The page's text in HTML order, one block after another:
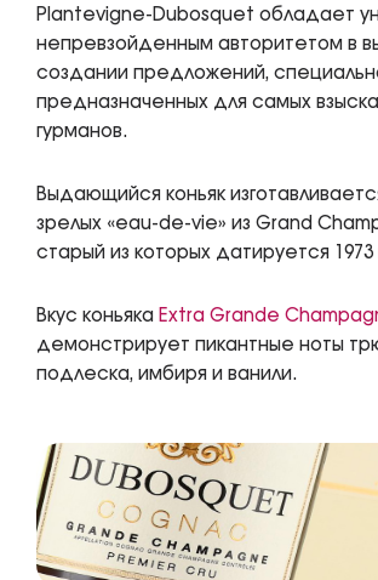
Plantevigne-Dubosquet обладает
непревзойденным авторитетом в
создании предложений,
предназначенных для самых
гурманов.
Выдающийся коньяк
зрелых «eau-de-vie» из Grand
старый из которых датируется
Вкус коньяка Extra Grande
демонстрирует пикантные ноты
подлеска, имбиря и ванили.